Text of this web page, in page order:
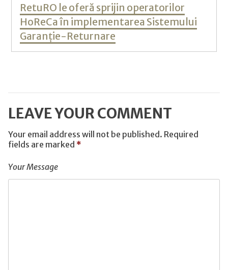
Next
post:
RetuRO le oferă sprijin operatorilor
HoReCa în implementarea Sistemului
Garanție-Returnare
LEAVE YOUR COMMENT
Your email address will not be published. Required
fields are marked *
Your Message